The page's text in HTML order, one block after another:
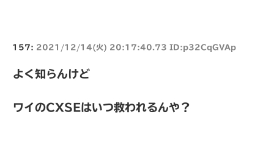
157: 2021/12/14(火) 20:17:40.73 ID:p32CqGVAp
よく知らんけど
ワイのCXSEはいつ救われるんや？